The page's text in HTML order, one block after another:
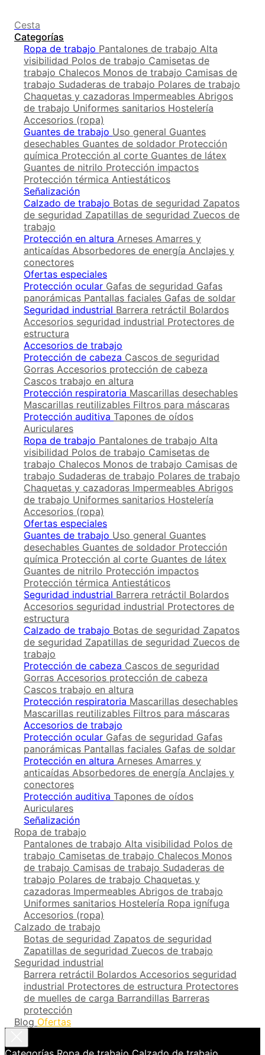
Cesta
Categorías
Ropa de trabajo Pantalones de trabajo Alta
visibilidad Polos de trabajo Camisetas de
trabajo Chalecos Monos de trabajo Camisas de
trabajo Sudaderas de trabajo Polares de trabajo
Chaquetas y cazadoras Impermeables Abrigos
de trabajo Uniformes sanitarios Hostelería
Accesorios (ropa)
Guantes de trabajo Uso general Guantes
desechables Guantes de soldador Protección
química Protección al corte Guantes de látex
Guantes de nitrilo Protección impactos
Protección térmica Antiestáticos
Señalización
Calzado de trabajo Botas de seguridad Zapatos
de seguridad Zapatillas de seguridad Zuecos de
trabajo
Protección en altura Arneses Amarres y
anticaídas Absorbedores de energía Anclajes y
conectores
Ofertas especiales
Protección ocular Gafas de seguridad Gafas
panorámicas Pantallas faciales Gafas de soldar
Seguridad industrial Barrera retráctil Bolardos
Accesorios seguridad industrial Protectores de
estructura
Accesorios de trabajo
Protección de cabeza Cascos de seguridad
Gorras Accesorios protección de cabeza
Cascos trabajo en altura
Protección respiratoria Mascarillas desechables
Mascarillas reutilizables Filtros para máscaras
Protección auditiva Tapones de oídos
Auriculares
Ropa de trabajo Pantalones de trabajo Alta
visibilidad Polos de trabajo Camisetas de
trabajo Chalecos Monos de trabajo Camisas de
trabajo Sudaderas de trabajo Polares de trabajo
Chaquetas y cazadoras Impermeables Abrigos
de trabajo Uniformes sanitarios Hostelería
Accesorios (ropa)
Ofertas especiales
Guantes de trabajo Uso general Guantes
desechables Guantes de soldador Protección
química Protección al corte Guantes de látex
Guantes de nitrilo Protección impactos
Protección térmica Antiestáticos
Seguridad industrial Barrera retráctil Bolardos
Accesorios seguridad industrial Protectores de
estructura
Calzado de trabajo Botas de seguridad Zapatos
de seguridad Zapatillas de seguridad Zuecos de
trabajo
Protección de cabeza Cascos de seguridad
Gorras Accesorios protección de cabeza
Cascos trabajo en altura
Protección respiratoria Mascarillas desechables
Mascarillas reutilizables Filtros para máscaras
Accesorios de trabajo
Protección ocular Gafas de seguridad Gafas
panorámicas Pantallas faciales Gafas de soldar
Protección en altura Arneses Amarres y
anticaídas Absorbedores de energía Anclajes y
conectores
Protección auditiva Tapones de oídos
Auriculares
Señalización
Ropa de trabajo
Pantalones de trabajo Alta visibilidad Polos de
trabajo Camisetas de trabajo Chalecos Monos
de trabajo Camisas de trabajo Sudaderas de
trabajo Polares de trabajo Chaquetas y
cazadoras Impermeables Abrigos de trabajo
Uniformes sanitarios Hostelería Ropa ignífuga
Accesorios (ropa)
Calzado de trabajo
Botas de seguridad Zapatos de seguridad
Zapatillas de seguridad Zuecos de trabajo
Seguridad industrial
Barrera retráctil Bolardos Accesorios seguridad
industrial Protectores de estructura Protectores
de muelles de carga Barrandillas Barreras
protección
Blog Ofertas